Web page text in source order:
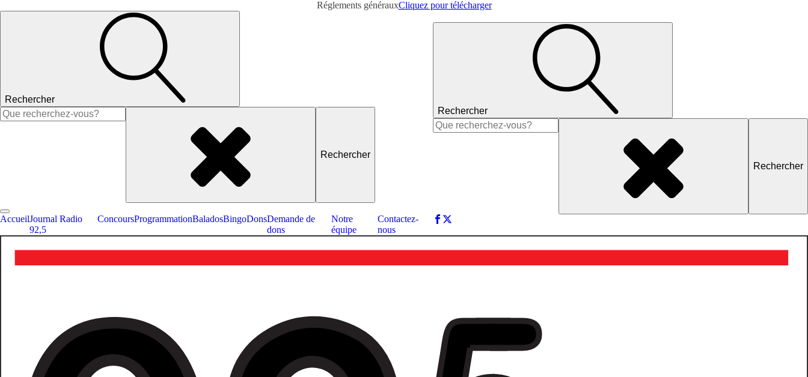
Réglements générauxCliquez pour télécharger
Rechercher
Rechercher :
AccueilJournal Radio
92,5
ConcoursProgrammationBaladosBingoDonsDemande de
dons
Notre
équipe
Contactez-
nous
Rechercher
Rechercher :